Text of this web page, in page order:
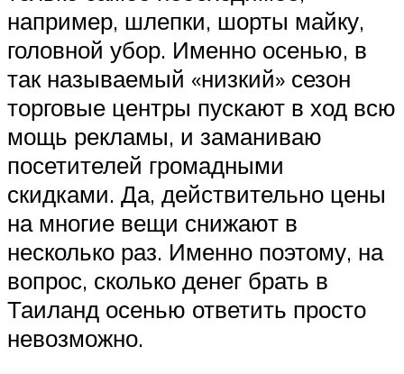
например, шлепки, шорты майку,
головной убор. Именно осенью, в
так называемый «низкий» сезон
торговые центры пускают в ход всю
мощь рекламы, и заманиваю
посетителей громадными
скидками. Да, действительно цены
на многие вещи снижают в
несколько раз. Именно поэтому, на
вопрос, сколько денег брать в
Таиланд осенью ответить просто
невозможно.